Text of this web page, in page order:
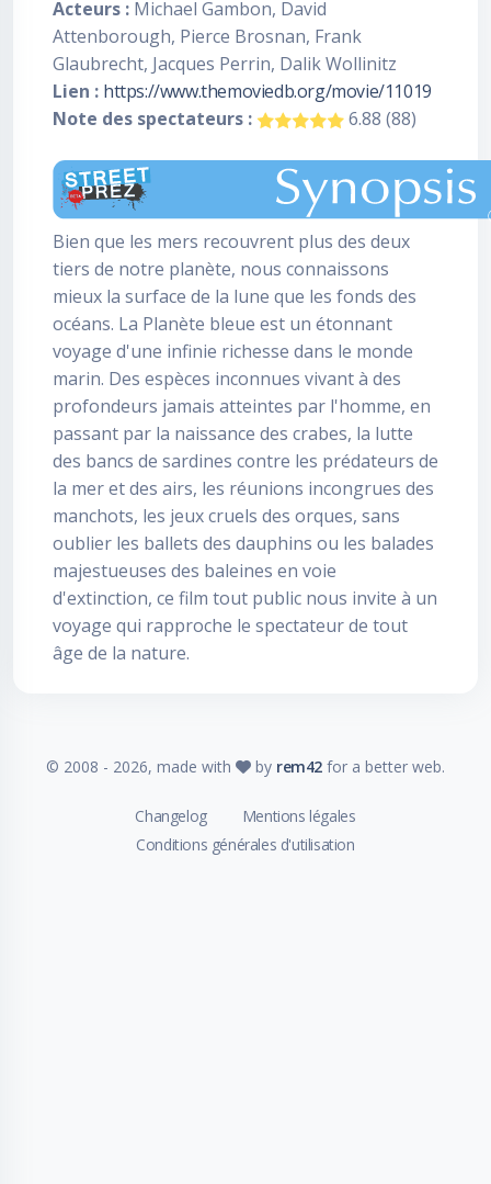
Acteurs : Michael Gambon, David
Attenborough, Pierce Brosnan, Frank
Glaubrecht, Jacques Perrin, Dalik Wollinitz
Lien : https://www.themoviedb.org/movie/11019
Note des spectateurs :
6.88 (88)
Bien que les mers recouvrent plus des deux
tiers de notre planète, nous connaissons
mieux la surface de la lune que les fonds des
océans. La Planète bleue est un étonnant
voyage d'une infinie richesse dans le monde
marin. Des espèces inconnues vivant à des
profondeurs jamais atteintes par l'homme, en
passant par la naissance des crabes, la lutte
des bancs de sardines contre les prédateurs de
la mer et des airs, les réunions incongrues des
manchots, les jeux cruels des orques, sans
oublier les ballets des dauphins ou les balades
majestueuses des baleines en voie
d'extinction, ce film tout public nous invite à un
voyage qui rapproche le spectateur de tout
âge de la nature.
© 2008 - 2026, made with by rem42 for a better web.
Changelog
Mentions légales
Conditions générales d'utilisation